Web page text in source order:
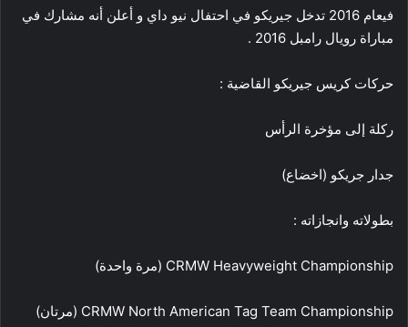
فيعام 2016 تدخل جيريكو في احتفال نيو داي و أعلن أنه مشارك في
مباراة رويال رامبل 2016 .
حركات كريس جيريكو القاضية :
ركلة إلى مؤخرة الرأس
جدار جريكو (اخضاع)
بطولاته وانجازاته :
CRMW Heavyweight Championship (مرة واحدة)
CRMW North American Tag Team Championship (مرتان)